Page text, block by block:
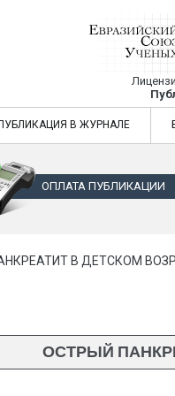
Евразийский Союз
ПУБЛИКАЦИЯ В ЖУРНАЛЕ
ОПЛАТА ПУБЛИКАЦИИ
В ДЕТСКОМ
ОСТРЫЙ